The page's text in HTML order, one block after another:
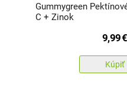
Gummygreen
C + Zinok
9,99€
Kúpiť